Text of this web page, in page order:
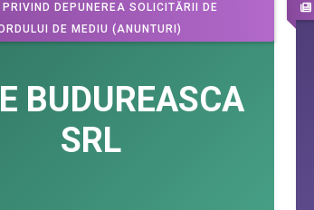
DEPUNEREA SOLICITĂRII DE
DE MEDIU (ANUNTURI)